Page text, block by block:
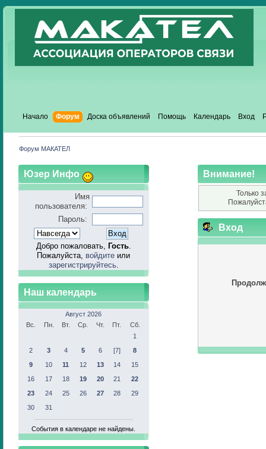
Начало Форум Доска объявлений Помощь Календарь Вход
Форум МАКАТЕЛ
Юзер Инфо
Имя
пользователя:
Пароль:
Добро пожаловать, Гость.
Пожалуйста, войдите или
зарегистрируйтесь.
Наш календарь
Август 2026
Вс.
Пн. Вт. Ср. Чт. Пт.
Сб.
1
2
3 4 5 6 [7]
8
9
10 11 12 13 14
15
16
17 18 19 20 21
22
23
24 25 26 27 28
29
30
31
События в календаре не найдены.
Внимание!
Только
Вход